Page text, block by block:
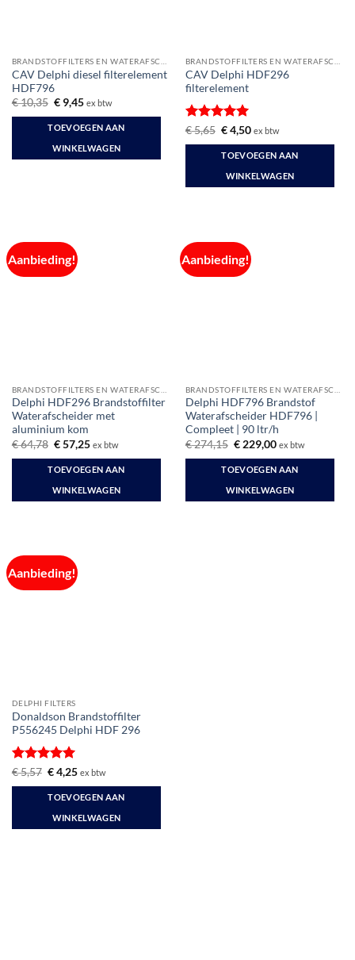
CAV Delphi diesel filterelement
HDF796
€10,35 Oorspronkelijke
prijs
was:
€ 10,35.
€9,45Huidige
is:
€ 9,45.
ex btw
TOEVOEGEN AAN
WINKELWAGEN
CAV Delphi HDF296
filterelement
Gewaardeerd
5uit 5
€5,65 Oorspronkelijke
prijs
was:
€ 5,65.
€4,50Huidige
is:
€ 4,50.
ex btw
TOEVOEGEN AAN
WINKELWAGEN
Aanbieding!
Delphi HDF296 Brandstoffilter
Waterafscheider met
aluminium kom
€64,78 Oorspronkelijke
was:
€ 64,78.
€57,25Huidige
is:
€ 57,25.
ex btw
TOEVOEGEN AAN
WINKELWAGEN
Aanbieding!
Delphi HDF796 Brandstof
Waterafscheider HDF796 |
Compleet | 90 ltr/h
€274,15 Oorspronkelijke
was:
€ 274,15.
€229,00Huidige
is:
€ 229,00.
ex btw
TOEVOEGEN AAN
WINKELWAGEN
Aanbieding!
DELPHI FILTERS
Donaldson Brandstoffilter
P556245 Delphi HDF 296
Gewaardeerd
5uit 5
€5,57 Oorspronkelijke
prijs
was:
€ 5,57.
€4,25Huidige
is:
€ 4,25.
ex btw
TOEVOEGEN AAN
WINKELWAGEN